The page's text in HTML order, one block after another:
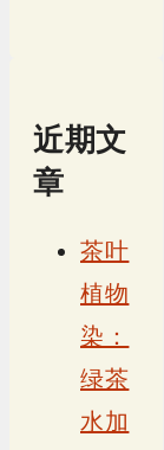
近期文
章
茶叶
植物
染：
绿茶
水加